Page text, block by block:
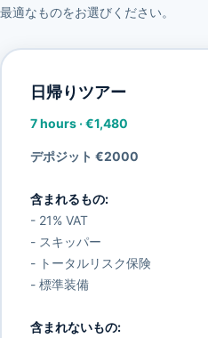
最適なものをお選びください。
日帰りツアー
7 hours·€1,480
デポジット €2000
含まれるもの:
- 21% VAT
- スキッパー
- トータルリスク保険
- 標準装備
含まれないもの: